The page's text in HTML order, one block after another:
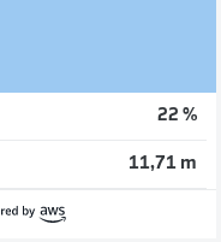
22 %
11,71 m